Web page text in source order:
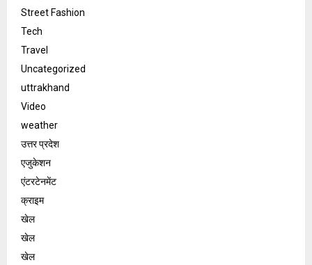
Street Fashion
Tech
Travel
Uncategorized
uttrakhand
Video
weather
उत्तर प्रदेश
एजुकेशन
एंटरटेनमेंट
क्राइम
खेल
खेल
खेल